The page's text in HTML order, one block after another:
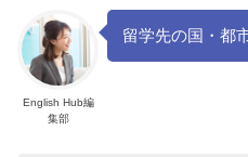
English Hub編
集部
留学先の国・都